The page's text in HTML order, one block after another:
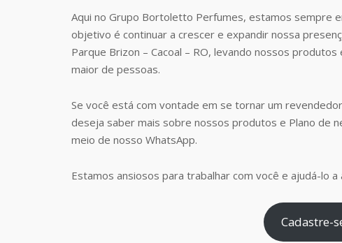
Aqui no Grupo Bortoletto Perfumes, estamos sempre
objetivo é continuar a crescer e expandir nossa
Parque Brizon – Cacoal – RO, levando nossos
maior de pessoas.
Se você está com vontade em se tornar um
deseja saber mais sobre nossos produtos e Plano de
meio de nosso WhatsApp.
Estamos ansiosos para trabalhar com você e ajudá-lo
Cadastre-